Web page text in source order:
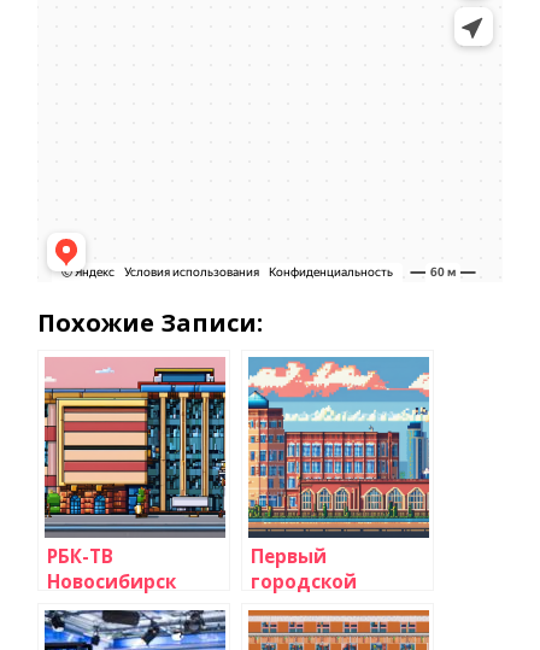
Похожие Записи:
РБК-ТВ
Новосибирск
Первый
городской
телеканал